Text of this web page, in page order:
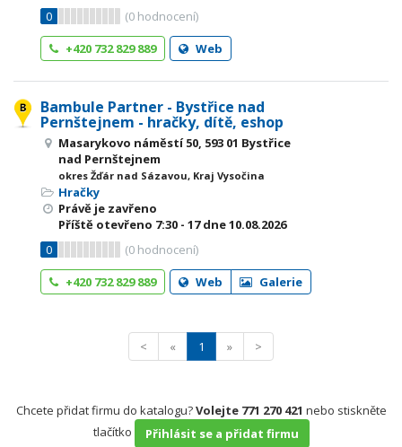
0
(0 hodnocení)
+420 732 829 889
Web
Bambule Partner - Bystřice nad
Pernštejnem - hračky, dítě, eshop
Masarykovo náměstí 50, 593 01 Bystřice
nad Pernštejnem
okres Žďár nad Sázavou, Kraj Vysočina
Hračky
Právě je zavřeno
Příště otevřeno 7:30 - 17dne 10.08.2026
0
(0 hodnocení)
+420 732 829 889
Web Galerie
< « 1 » >
Chcete přidat firmu do katalogu?Volejte 771 270 421 nebo stiskněte
tlačítko
Přihlásit se a přidat firmu